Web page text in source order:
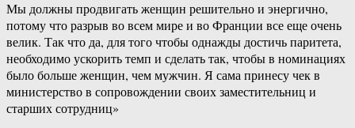
Мы должны продвигать женщин решительно и энергично,
потому что разрыв во всем мире и во Франции все еще очень
велик. Так что да, для того чтобы однажды достичь паритета,
необходимо ускорить темп и сделать так, чтобы в номинациях
было больше женщин, чем мужчин. Я сама принесу чек в
министерство в сопровождении своих заместительниц и
старших сотрудниц»